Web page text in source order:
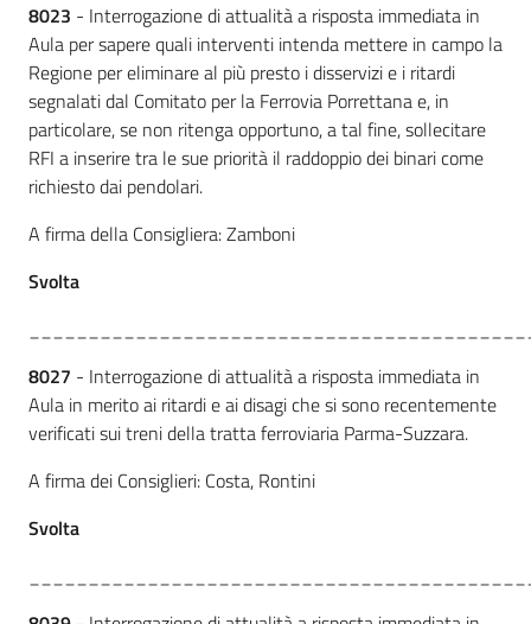
8023 - Interrogazione di attualità a risposta immediata in
Aula per sapere quali interventi intenda mettere in campo la
Regione per eliminare al più presto i disservizi e i ritardi
segnalati dal Comitato per la Ferrovia Porrettana e, in
particolare, se non ritenga opportuno, a tal fine, sollecitare
RFI a inserire tra le sue priorità il raddoppio dei binari come
richiesto dai pendolari.
A firma della Consigliera: Zamboni
Svolta
8027 - Interrogazione di attualità a risposta immediata in
Aula in merito ai ritardi e ai disagi che si sono recentemente
verificati sui treni della tratta ferroviaria Parma-Suzzara.
A firma dei Consiglieri: Costa, Rontini
Svolta